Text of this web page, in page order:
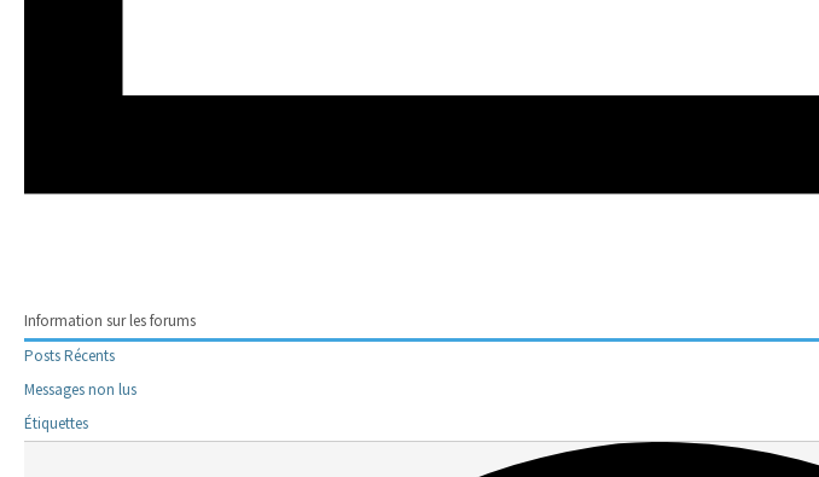
Information sur les forums
Posts Récents
Messages non lus
Étiquettes